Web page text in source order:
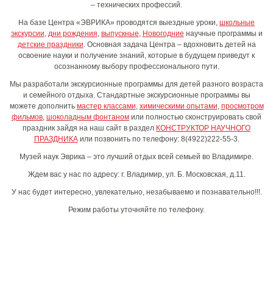
– технических профессий.
На базе Центра «ЭВРИКА» проводятся выездные уроки, школьные
экскурсии, дни рождения, выпускные, Новогодние научные программы и
детские праздники. Основная задача Центра – вдохновить детей на
освоение науки и получение знаний, которые в будущем приведут к
осознанному выбору профессионального пути.
Мы разработали экскурсионные программы для детей разного возраста
и семейного отдыха. Стандартные экскурсионные программы вы
можете дополнить мастер классами, химическими опытами, просмотром
фильмов, шоколадным фонтаном или полностью сконструировать свой
праздник зайдя на наш сайт в раздел КОНСТРУКТОР НАУЧНОГО
ПРАЗДНИКАили позвонить по телефону: 8(4922)222-55-3.
Музей наук Эврика – это лучший отдых всей семьей во Владимире.
Ждем вас у нас по адресу: г. Владимир, ул. Б. Московская, д.11.
У нас будет интересно, увлекательно, незабываемо и познавательно!!!.
Режим работы уточняйте по телефону.